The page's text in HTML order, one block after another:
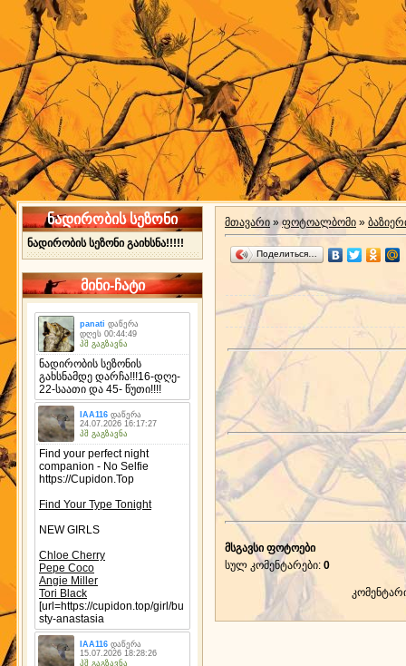
ნადირობის სეზონი
ნადირობის სეზონი გაიხსნა!!!!!
მინი-ჩატი
მთავარი » ფოტოალბომი »
Поделиться…
მსგავსი ფოტოები
სულ კომენტარები: 0